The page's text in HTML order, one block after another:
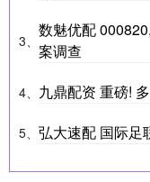
3、
数魅优配
案调查
4、 九鼎配资 重磅!
5、 弘大速配 国际足